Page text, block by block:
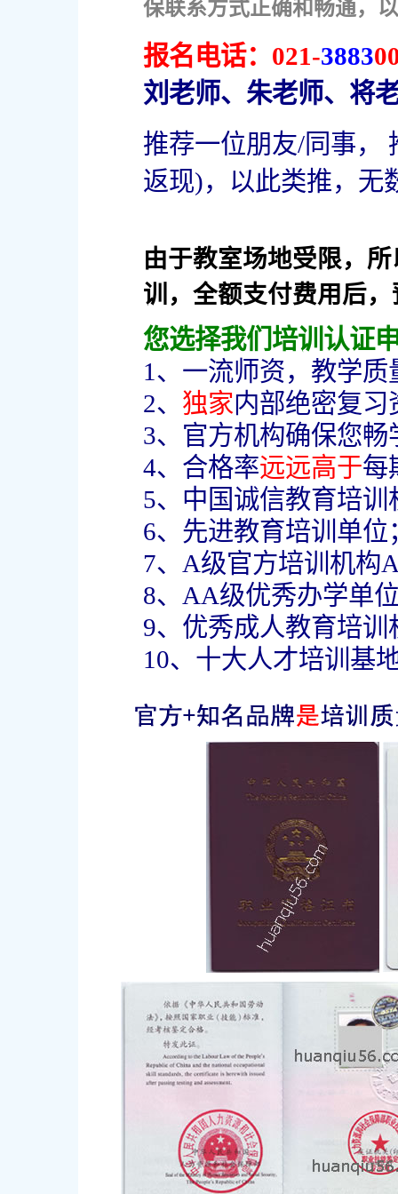
保联系方式正确和畅通，
报名电话： 021-3883
刘老师、朱老师、将
推荐一位朋友/同事，
返现)，以此类推，无
由于教室场地受限，
训，全额支付费用后
您选择我们培训认证
1、一流师资，教学
2、 独家内部绝密复
3、官方机构确保您畅
4、合格率远远高于每
5、中国诚信教育培训
6、先进教育培训单位
7、A级官方培训机构
8、AA级优秀办学单
9、优秀成人教育培训
10、十大人才培训基